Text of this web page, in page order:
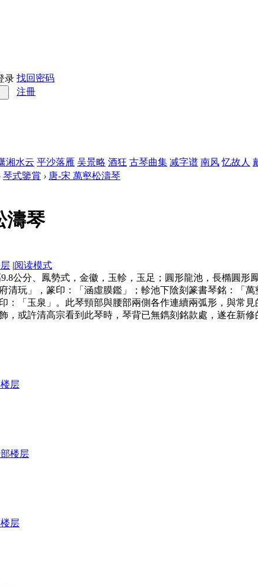
录 找回密码
注冊
湘水云 平沙落雁 吴景略 酒狂 古琴曲集 减字谱 南风 忆故人
琴式鑒賞 › 唐-宋 萬壑松濤琴
濤琴
|阅读模式
公分、鳳勢式，金徽，玉軫，玉足；圓形龍池，長橢圓
清玩」，篆印：「涵虛膜鑑」；軫池下陰刻篆書琴銘：「
：「玉泉」。此琴頸部與腰部兩側各作連續兩弧形，與常
，或許清高宗看到此琴時，琴背已無鐫刻銘款處，遂在新
层
楼层
层